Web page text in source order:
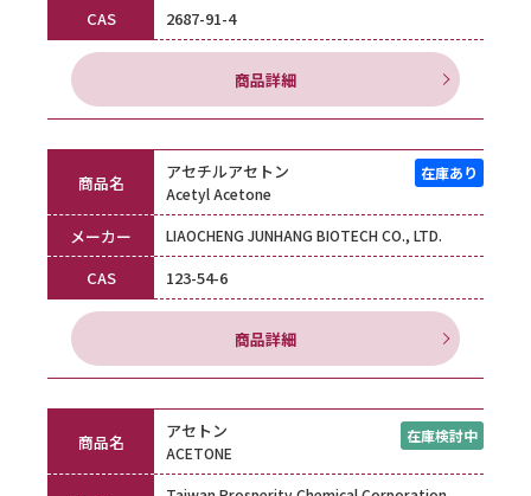
CAS 2687-91-4
商品詳細
商品名 アセチルアセトン
Acetyl Acetone
メーカー LIAOCHENG JUNHANG BIOTECH CO., LTD.
CAS 123-54-6
商品詳細
商品名 アセトン
ACETONE